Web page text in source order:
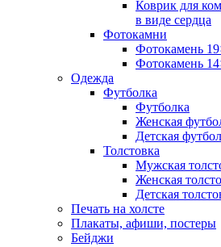
Коврик для
в виде сердца
Фотокамни
Фотокамень
Фотокамень
Одежда
Футболка
Футболка
Женская
Детская
Толстовка
Мужская
Женская
Детская
Печать на холсте
Плакаты, афиши, постеры
Бейджи